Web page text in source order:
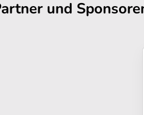
und